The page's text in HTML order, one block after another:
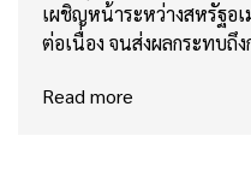
เผชิญหน้าระหว่างสหรัฐอ
ต่อเนื่อง จนส่งผลกระทบถึ
Read more